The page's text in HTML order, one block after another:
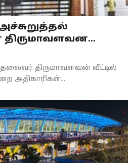
அச்சுறுத்தல்
திருமாவளவன் வீட்டில்
அதிகாரிகள்...